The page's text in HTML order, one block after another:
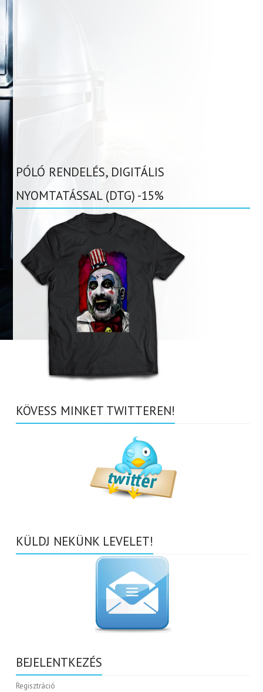
PÓLÓ RENDELÉS, DIGITÁLIS
NYOMTATÁSSAL (DTG) -15%
KÖVESS MINKET TWITTEREN!
KÜLDJ NEKÜNK LEVELET!
BEJELENTKEZÉS
Regisztráció